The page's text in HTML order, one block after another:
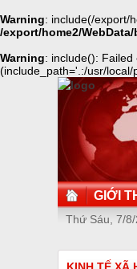
Warning: include(/export/
/export/home2/
Warning: include():
(include_path='.:/usr/local/
GIỚI
Thứ Sáu, 7/